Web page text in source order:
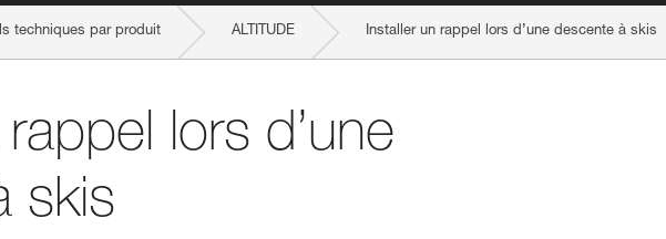
techniques par produit ALTITUDE Installer un rappel lors d’une descente à skis
lors d’une
skis